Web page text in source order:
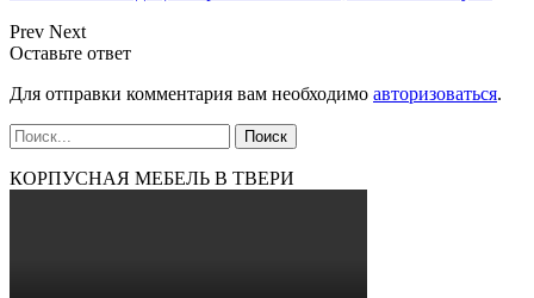
Prev Next
Оставьте ответ
Для отправки комментария вам необходимо авторизоваться.
КОРПУСНАЯ МЕБЕЛЬ В ТВЕРИ